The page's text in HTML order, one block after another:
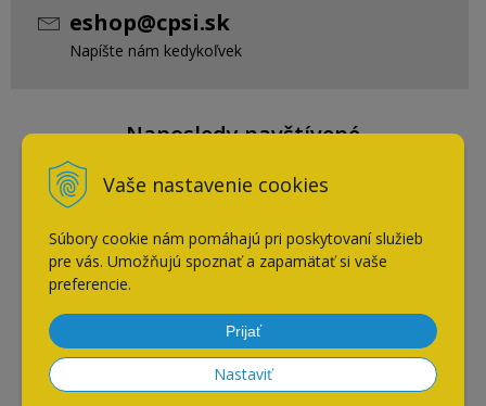
Vaše nastavenie cookies
Súbory cookie nám pomáhajú pri poskytovaní služieb
pre vás. Umožňujú spoznať a zapamätať si vaše
preferencie.
Prijať
Nastaviť
eshop@cpsi.sk
Napíšte nám kedykoľvek
Naposledy navštívené